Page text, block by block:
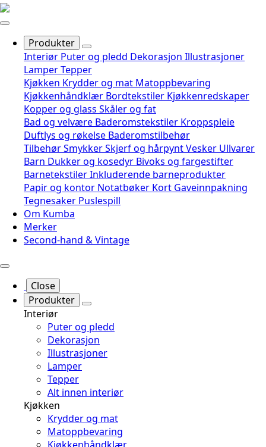
Produkter
Interiør Puter og pledd Dekorasjon Illustrasjoner
LamperTepper
Kjøkken Krydder og mat Matoppbevaring
Kjøkkenhåndklær Bordtekstiler Kjøkkenredskaper
Kopper og glass Skåler og fat
Bad og velvære Baderomstekstiler Kroppspleie
Duftlys og røkelse Baderomstilbehør
TilbehørSmykkerSkjerf og hårpyntVesker Ullvarer
Barn Dukker og kosedyr Bivoks og fargestifter
BarnetekstilerInkluderende barneprodukter
Papir og kontor Notatbøker Kort Gaveinnpakning
Tegnesaker Puslespill
Om Kumba
Merker
Second-hand & Vintage
Close
Produkter
Interiør
Puter og pledd
Dekorasjon
Illustrasjoner
Lamper
Tepper
Alt innen interiør
Kjøkken
Krydder og mat
Matoppbevaring